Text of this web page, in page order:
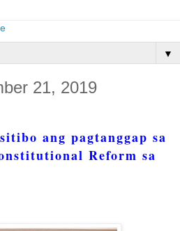
▼
21, 2019
ang pagtanggap sa
Reform sa